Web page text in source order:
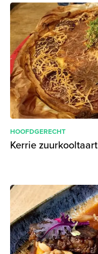
HOOFDGERECHT
Kerrie zuurkooltaart